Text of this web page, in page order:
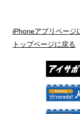
iPhoneアプリページ
トップページに戻る